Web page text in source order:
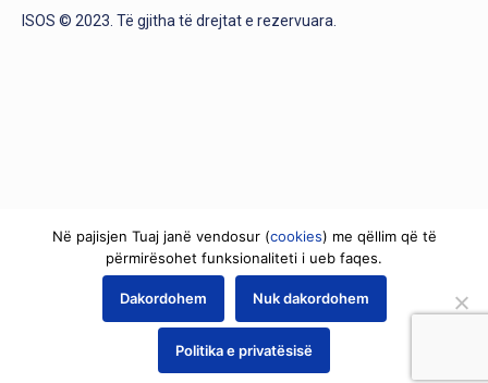
ISOS © 2023. Të gjitha të drejtat e rezervuara.
Në pajisjen Tuaj janë vendosur (cookies) me qëllim që të
përmirësohet funksionaliteti i ueb faqes.
Dakordohem Nuk dakordohem
Politika e privatësisë